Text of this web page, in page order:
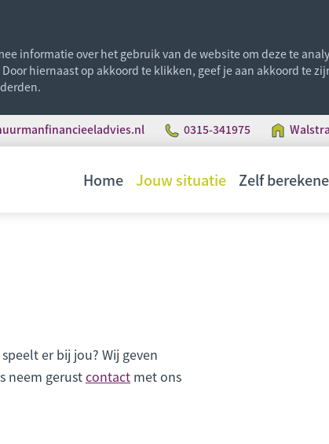
informatie over het gebruik van de website om deze te
hiernaast op akkoord te klikken, geef je aan akkoord te
0315-341975
Home Jouw situatie Zelf
er bij jou? Wij geven
neem gerustcontact met ons